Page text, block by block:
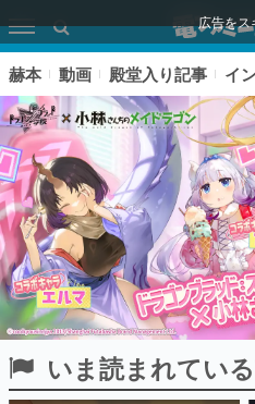
広告をス
ピックアップ
赫本 動画 殿堂入り記事 イ
いま読まれてい